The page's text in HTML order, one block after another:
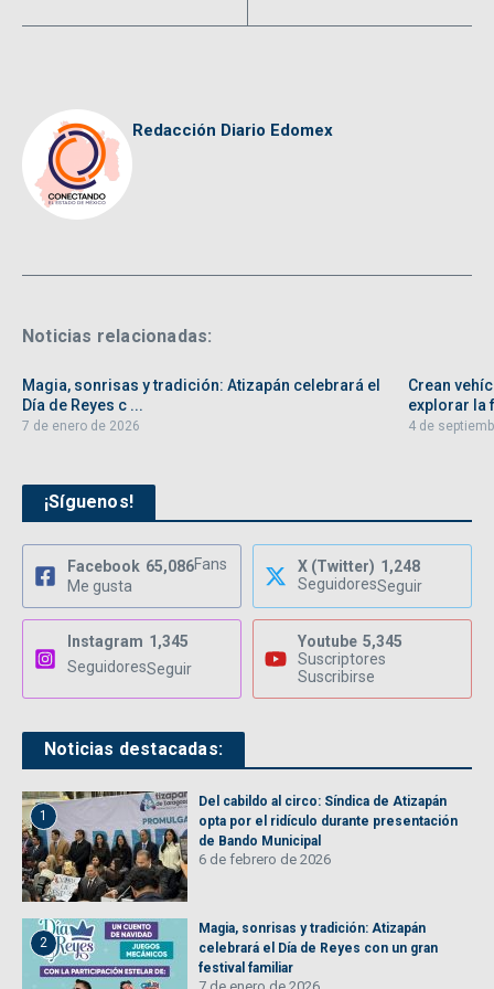
Redacción Diario Edomex
Noticias relacionadas:
Magia, sonrisas y tradición: Atizapán celebrará el
Día de Reyes c ...
7 de enero de 2026
Crean
explorar la
4 de
¡Síguenos!
Facebook 65,086Fans
Me gusta
X (Twitter) 1,248
SeguidoresSeguir
Instagram 1,345
SeguidoresSeguir
Youtube 5,345
Suscriptores
Suscribirse
Noticias destacadas:
1
Del cabildo al circo: Síndica de Atizapán
opta por el ridículo durante presentación
de Bando Municipal
6 de febrero de 2026
2
Magia, sonrisas y tradición: Atizapán
celebrará el Día de Reyes con un gran
festival familiar